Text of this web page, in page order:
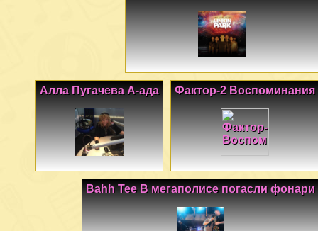
Фактор-2 Воспоминания
Алла Пугачева А-ада
Bahh Tee В мегаполисе погасли фонари